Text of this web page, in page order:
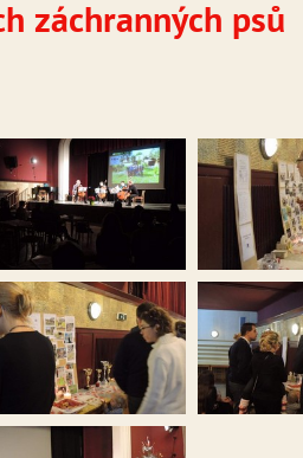
záchranných psů